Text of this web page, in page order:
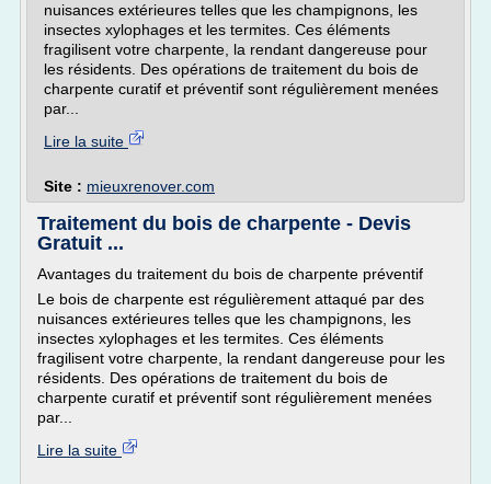
nuisances extérieures telles que les champignons, les
insectes xylophages et les termites. Ces éléments
fragilisent votre charpente, la rendant dangereuse pour
les résidents. Des opérations de traitement du bois de
charpente curatif et préventif sont régulièrement menées
par...
Lire la suite
Site : mieuxrenover.com
Traitement du bois de charpente - Devis
Gratuit ...
Avantages du traitement du bois de charpente préventif
Le bois de charpente est régulièrement attaqué par des
nuisances extérieures telles que les champignons, les
insectes xylophages et les termites. Ces éléments
fragilisent votre charpente, la rendant dangereuse pour les
résidents. Des opérations de traitement du bois de
charpente curatif et préventif sont régulièrement menées
par...
Lire la suite